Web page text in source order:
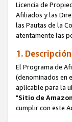
Licencia de
Afiliados y las
las Pautas de la
atentamente las
1.
El Programa de
(denominados en
aplicable para la
"Sitio de Amazon
cumplir con este